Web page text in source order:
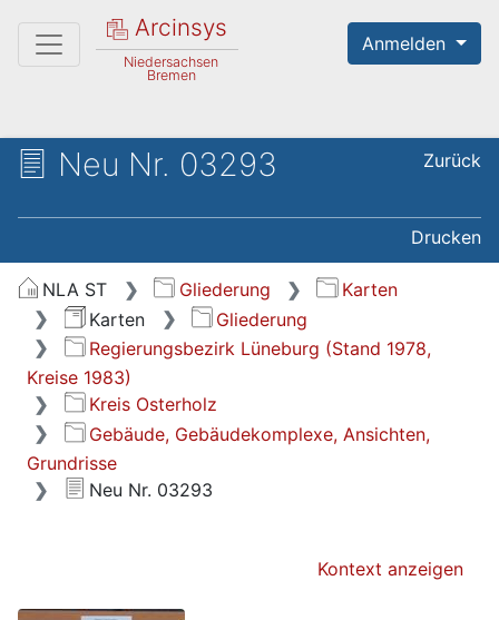
Arcinsys
Niedersachsen
Bremen
Anmelden
Neu Nr. 03293 Zurück
Drucken
NLA ST Gliederung
Karten
Karten
Gliederung
Regierungsbezirk Lüneburg (Stand 1978,
Kreise 1983)
Kreis Osterholz
Gebäude, Gebäudekomplexe, Ansichten,
Grundrisse
Neu Nr. 03293
Kontext anzeigen